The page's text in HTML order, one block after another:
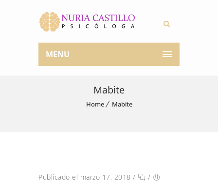
MENU
Mabite
Home Mabite
Publicado el marzo 17, 2018 / /